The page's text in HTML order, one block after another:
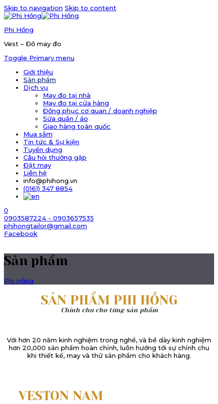
Skip to navigation Skip to content
Phi Hồng
Vest – Đồ may đo
Toggle Primary menu
Giới thiệu
Sản phẩm
Dịch vụ
May đo tại nhà
May đo tại cửa hàng
Đồng phục cơ quan / doanh nghiệp
Sửa quần / áo
Giao hàng toàn quốc
Mua sắm
Tin tức & Sự kiện
Tuyển dụng
Câu hỏi thường gặp
Đặt may
Liên hệ
info@phihong.vn
(0161) 347 8854
0
0903587224 - 0903657535
phihongtailor@gmail.com
Facebook
Sản phẩm
Phi Hồng
SẢN PHẨM PHI HỒNG
Chỉnh chu cho từng sản phẩm
Với hơn 20 năm kinh nghiệm trong nghề, và bề dày kinh nghiệm
hơn 20,000 sản phẩm hoàn chỉnh, luôn hướng tới sự chỉnh chu
khi thiết kế, may và thử sản phẩm cho khách hàng.
VESTON NAM